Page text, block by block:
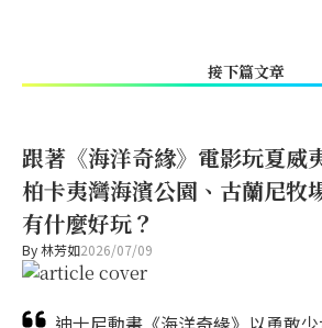
接下篇文章
跟著《海洋奇緣》電影玩夏威
柏卡夷灣海濱公園、古蘭尼牧
有什麼好玩？
By林芳如2026/07/09